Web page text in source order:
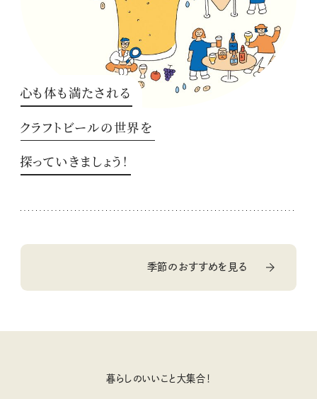
心も体も満たされる
クラフトビールの世界を
探っていきましょう！
季節のおすすめを見る
暮らしのいいこと大集合！